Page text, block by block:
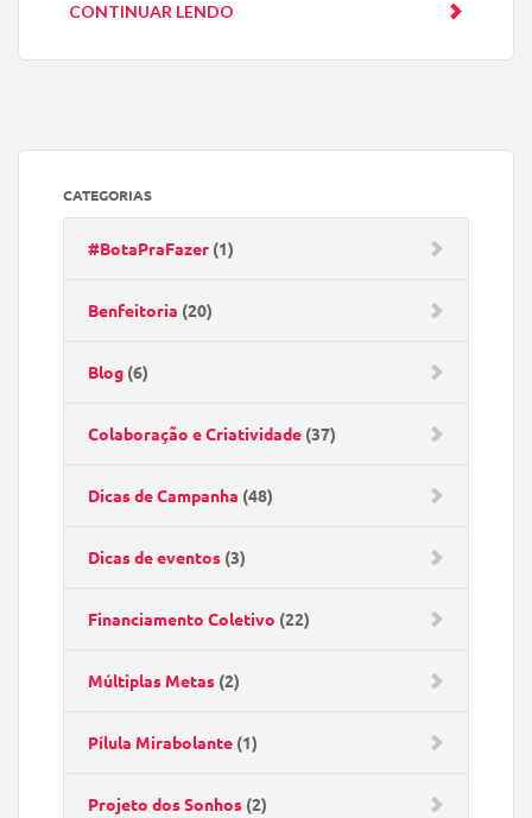
CONTINUAR LENDO
CATEGORIAS
#BotaPraFazer (1)
Benfeitoria (20)
Blog (6)
Colaboração e Criatividade (37)
Dicas de Campanha (48)
Dicas de eventos (3)
Financiamento Coletivo (22)
Múltiplas Metas (2)
Pílula Mirabolante (1)
Projeto dos Sonhos (2)